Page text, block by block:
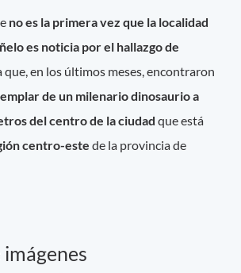
no es la primera vez que la localidad
es noticia por el hallazgo de
que, en los últimos meses, encontraron
de un milenario dinosaurio a
del centro de la ciudadque está
centro-este de la provincia de